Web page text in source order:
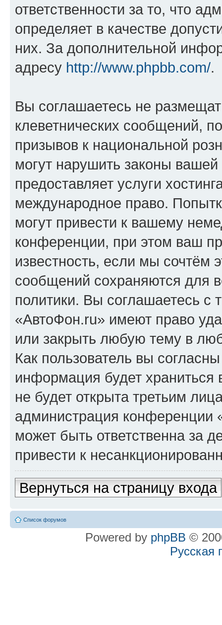
ответственности за то, что
определяет в качестве
них. За дополнительной
адресу http://www.phpbb.com/.
Вы соглашаетесь не
клеветнических сообщений,
призывов к национальной
могут нарушить законы
предоставляет услуги
международное право.
могут привести к вашему
конференции, при этом ваш
известность, если мы сочтём
сообщений сохраняются для
политики. Вы соглашаетесь
«АвтоФон.ru» имеют право
или закрыть любую тему в
Как пользователь вы
информация будет
не будет открыта третьим
администрация конференции
может быть ответственна за
привести к
Вернуться на страницу входа
Список форумов
Powered by phpBB ©
Русская